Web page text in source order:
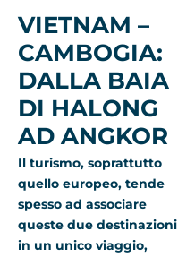
VIETNAM –
CAMBOGIA:
DALLA BAIA
DI HALONG
AD ANGKOR
Il turismo, soprattutto
quello europeo, tende
spesso ad associare
queste due destinazioni
in un unico viaggio,